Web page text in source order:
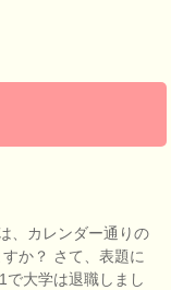
、カレンダー通りの
か？ さて、表題に
で大学は退職しまし